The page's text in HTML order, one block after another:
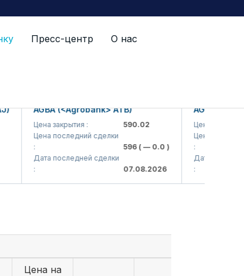
Пресс-центр О нас
AGBA (<Agrobank> ATB)
Цена закрытия :
590.02
Цена последний сделки
( — 0.0 )
Дата последней сделки
07.08.2026
AGBAP
Цена закрытия :
Цена последний
Дата последней
Цена на